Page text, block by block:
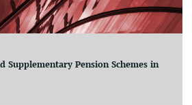
Supplementary Pension Schemes in